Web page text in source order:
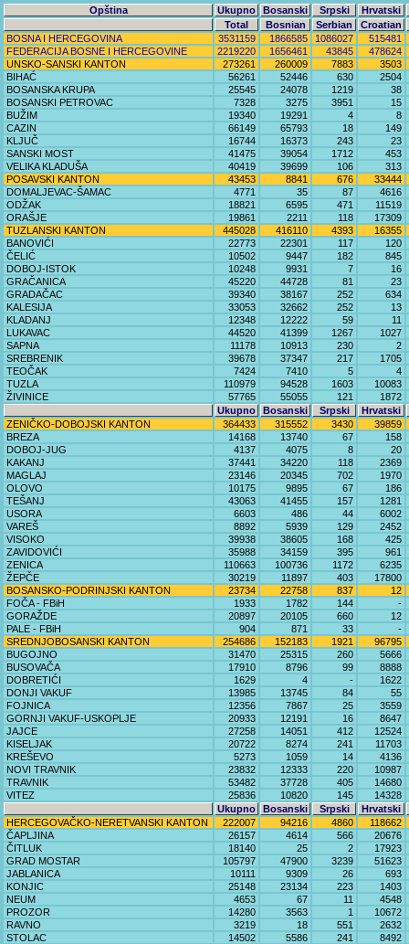
Opština Ukupno Bosanski Srpski
Hrvatski
Total
Bosnian Serbian
Croatian
BOSNA I HERCEGOVINA
3531159 1866585 1086027
515481
FEDERACIJA BOSNE I HERCEGOVINE
2219220 1656461 43845
478624
UNSKO-SANSKI KANTON
273261 260009 7883
3503
BIHAĆ
56261 52446 630
2504
BOSANSKA KRUPA
25545 24078 1219
38
BOSANSKI PETROVAC
7328 3275 3951
15
BUŽIM
19340 19291 4
8
CAZIN
66149 65793 18
149
KLJUČ
16744 16373 243
23
SANSKI MOST
41475 39054 1712
453
VELIKA KLADUŠA
40419 39699 106
313
POSAVSKI KANTON
43453 8841 676
33444
DOMALJEVAC-ŠAMAC
4771 35 87
4616
ODŽAK
18821 6595 471
11519
ORAŠJE
19861 2211 118
17309
TUZLANSKI KANTON
445028 416110 4393
16355
BANOVIĆI
22773 22301 117
120
ČELIĆ
10502 9447 182
845
DOBOJ-ISTOK
10248 9931 7
16
GRAČANICA
45220 44728 81
23
GRADAČAC
39340 38167 252
634
KALESIJA
33053 32662 252
13
KLADANJ
12348 12222 59
11
LUKAVAC
44520 41399 1267
1027
SAPNA
11178 10913 230
2
SREBRENIK
39678 37347 217
1705
TEOČAK
7424 7410 5
4
TUZLA
110979 94528 1603
10083
ŽIVINICE
57765 55055 121
1872
Ukupno
Bosanski Srpski
Hrvatski
ZENIČKO-DOBOJSKI KANTON
364433 315552 3430
39859
BREZA
14168 13740 67
158
DOBOJ-JUG
4137 4075 8
20
KAKANJ
37441 34220 118
2369
MAGLAJ
23146 20345 702
1970
OLOVO
10175 9895 67
186
TEŠANJ
43063 41455 157
1281
USORA
6603 486 44
6002
VAREŠ
8892 5939 129
2452
VISOKO
39938 38605 168
425
ZAVIDOVIĆI
35988 34159 395
961
ZENICA
110663 100736 1172
6235
ŽEPČE
30219 11897 403
17800
BOSANSKO-PODRINJSKI KANTON
23734 22758 837
12
FOČA - FBiH
1933 1782 144
-
GORAŽDE
20897 20105 660
12
PALE - FBiH
904 871 33
-
SREDNJOBOSANSKI KANTON
254686 152183 1921
96795
BUGOJNO
31470 25315 260
5666
BUSOVAČA
17910 8796 99
8888
DOBRETIĆI
1629 4 -
1622
DONJI VAKUF
13985 13745 84
55
FOJNICA
12356 7867 25
3559
GORNJI VAKUF-USKOPLJE
20933 12191 16
8647
JAJCE
27258 14051 412
12524
KISELJAK
20722 8274 241
11703
KREŠEVO
5273 1059 14
4136
NOVI TRAVNIK
23832 12333 220
10987
TRAVNIK
53482 37728 405
14680
VITEZ
25836 10820 145
14328
Ukupno
Bosanski Srpski
Hrvatski
HERCEGOVAČKO-NERETVANSKI KANTON
222007 94216 4860
118662
ČAPLJINA
26157 4614 566
20676
ČITLUK
18140 25 2
17923
GRAD MOSTAR
105797 47900 3239
51623
JABLANICA
10111 9309 26
693
KONJIC
25148 23134 223
1403
NEUM
4653 67 11
4548
PROZOR
14280 3563 1
10672
RAVNO
3219 18 551
2632
STOLAC
14502 5586 241
8492